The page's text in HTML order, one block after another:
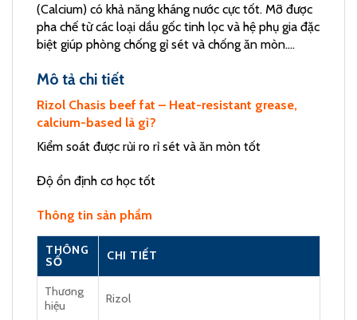
(Calcium) có khả năng kháng nước cực tốt. Mỡ được
pha chế từ các loại dầu gốc tinh lọc và hệ phụ gia đặc
biệt giúp phòng chống gỉ sét và chống ăn mòn….
Mô tả chi tiết
Rizol Chasis beef fat – Heat-resistant grease,
calcium-based là gì?
Kiểm soát được rủi ro rỉ sét và ăn mòn tốt
Độ ổn định cơ học tốt
Thông tin sản phẩm
THÔNG
SỐ
CHI TIẾT
Thương
hiệu
Rizol